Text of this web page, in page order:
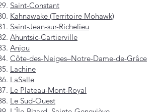
Saint-Constant
Kahnawake (Territoire Mohawk)
Saint-Jean-sur-Richelieu
Ahuntsic-Cartierville
Anjou
Côte-des-Neiges–Notre-Dame-de-Grâce
Lachine
LaSalle
Le Plateau-Mont-Royal
Le Sud-Ouest